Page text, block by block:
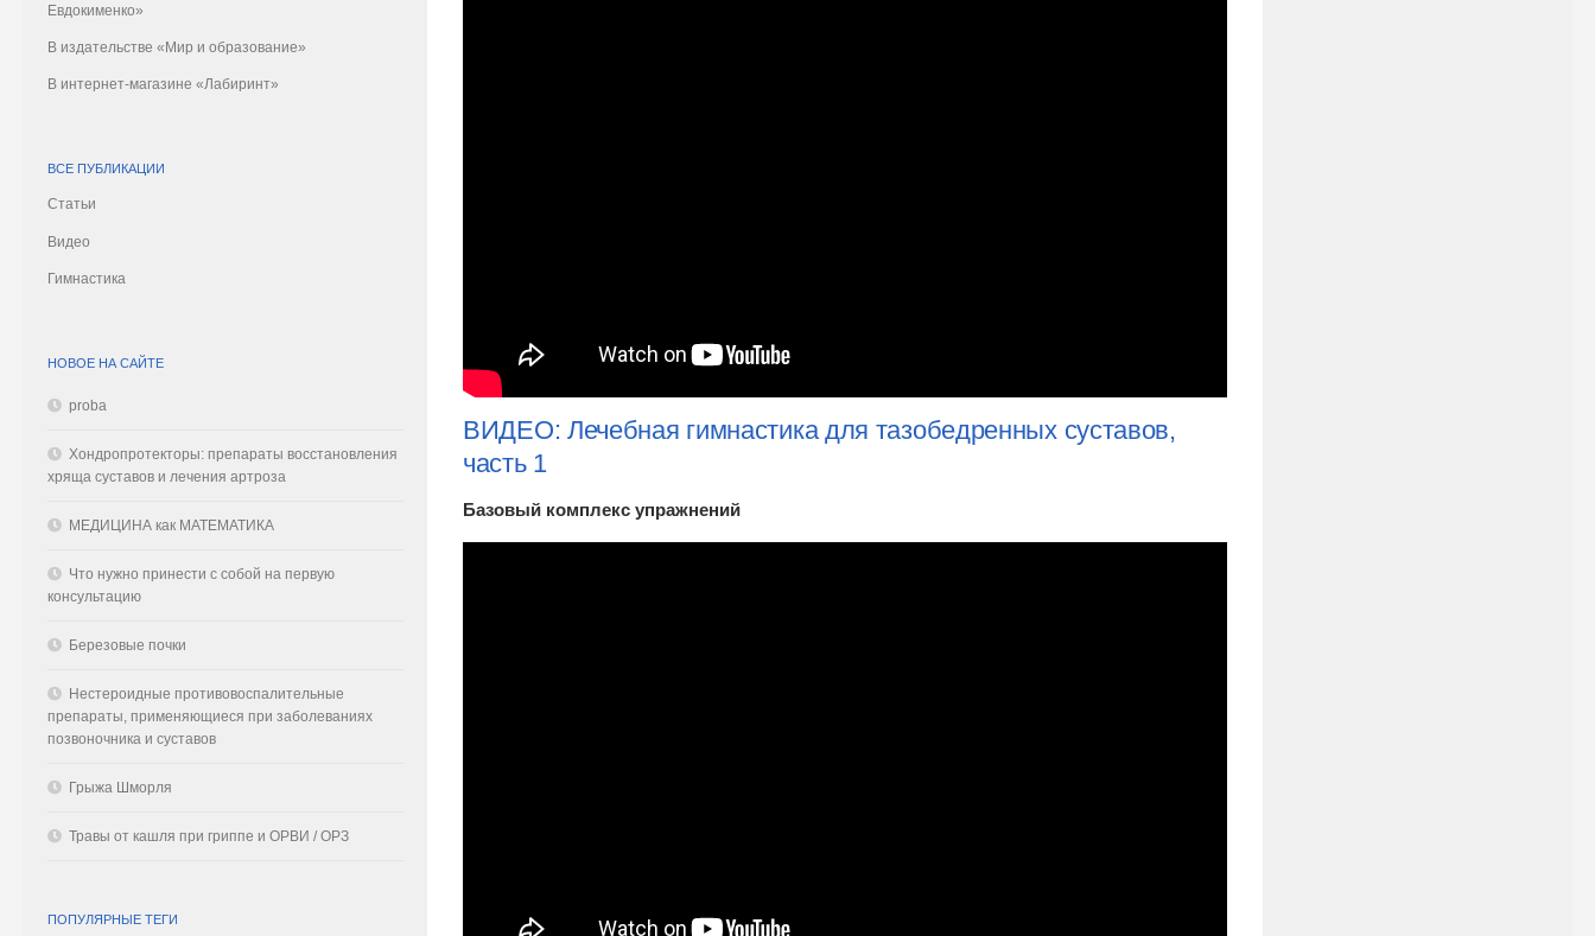
ВИДЕО: Лечебная гимнастика для тазобедренных суставов,
часть 1
Базовый комплекс упражнений
Евдокименко»
В издательстве «Мир и образование»
В интернет-магазине «Лабиринт»
ВСЕ ПУБЛИКАЦИИ
Статьи
Видео
Гимнастика
НОВОЕ НА САЙТЕ
proba
Хондропротекторы: препараты восстановления
хряща суставов и лечения артроза
МЕДИЦИНА как МАТЕМАТИКА
Что нужно принести с собой на первую
консультацию
Березовые почки
Нестероидные противовоспалительные
препараты, применяющиеся при заболеваниях
позвоночника и суставов
Грыжа Шморля
Травы от кашля при гриппе и ОРВИ / ОРЗ
ПОПУЛЯРНЫЕ ТЕГИ